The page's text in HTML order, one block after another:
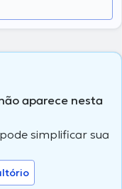
aparece nesta
simplificar sua